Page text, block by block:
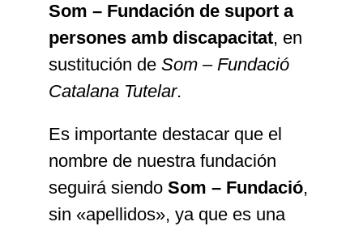
Som – Fundación de suport a
persones amb discapacitat, en
sustitución de Som – Fundació
Catalana Tutelar.
Es importante destacar que el
nombre de nuestra fundación
seguirá siendo Som – Fundació,
sin «apellidos», ya que es una